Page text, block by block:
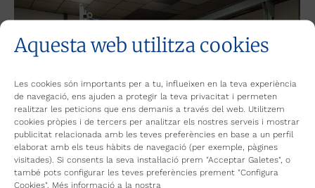
Aquesta web utilitza cookies
Les cookies són importants per a tu, influeixen en la teva experiència
de navegació, ens ajuden a protegir la teva privacitat i permeten
realitzar les peticions que ens demanis a través del web. Utilitzem
cookies pròpies i de tercers per analitzar els nostres serveis i mostrar
publicitat relacionada amb les teves preferències en base a un perfil
elaborat amb els teus hàbits de navegació (per exemple, pàgines
visitades). Si consents la seva instal·lació prem "Acceptar Galetes", o
també pots configurar les teves preferències prement "Configura
Cookies". Més informació a la nostra